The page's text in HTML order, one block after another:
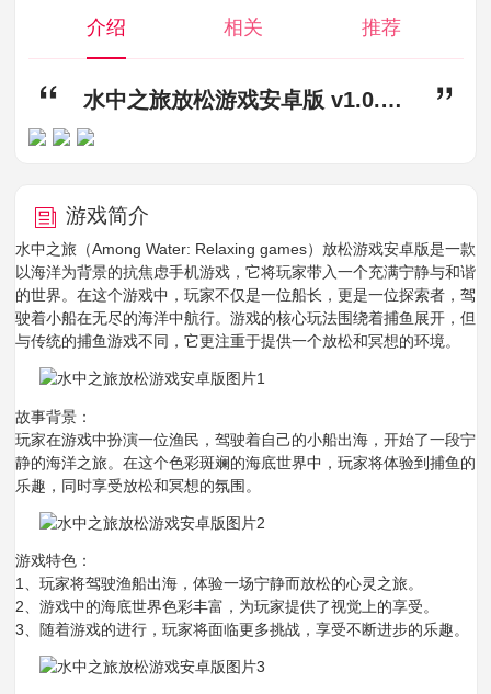
介绍 相关 推荐
水中之旅放松游戏安卓版 v1.0.40,水中之旅游戏下载,水中之旅放松游戏安卓版
游戏简介
水中之旅（Among Water: Relaxing games）放松游戏安卓版是一款
以海洋为背景的抗焦虑手机游戏，它将玩家带入一个充满宁静与和谐
的世界。在这个游戏中，玩家不仅是一位船长，更是一位探索者，驾
驶着小船在无尽的海洋中航行。游戏的核心玩法围绕着捕鱼展开，但
与传统的捕鱼游戏不同，它更注重于提供一个放松和冥想的环境。
故事背景：
玩家在游戏中扮演一位渔民，驾驶着自己的小船出海，开始了一段宁
静的海洋之旅。在这个色彩斑斓的海底世界中，玩家将体验到捕鱼的
乐趣，同时享受放松和冥想的氛围。
游戏特色：
1、玩家将驾驶渔船出海，体验一场宁静而放松的心灵之旅。
2、游戏中的海底世界色彩丰富，为玩家提供了视觉上的享受。
3、随着游戏的进行，玩家将面临更多挑战，享受不断进步的乐趣。